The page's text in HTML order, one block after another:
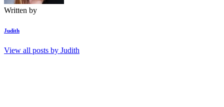
Written by
Judith
View all posts by Judith